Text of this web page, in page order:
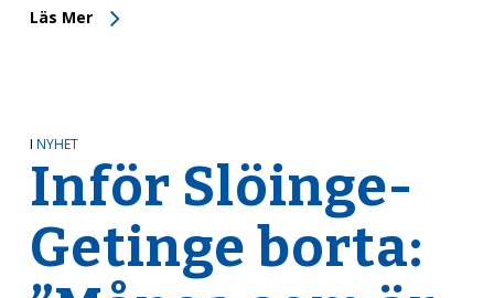
Läs Mer
I NYHET
Inför Slöinge-
Getinge borta: